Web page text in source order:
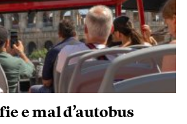
e mal d’autobus